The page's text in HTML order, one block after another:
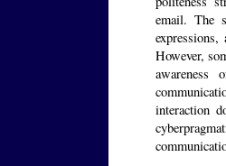
email. The
However,
awareness
interaction